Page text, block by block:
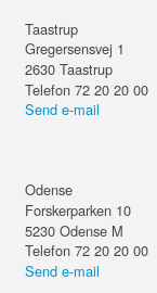
Taastrup
Gregersensvej 1
2630 Taastrup
Telefon 72 20 20 00
Send e-mail
Odense
Forskerparken 10
5230 Odense M
Telefon 72 20 20 00
Send e-mail